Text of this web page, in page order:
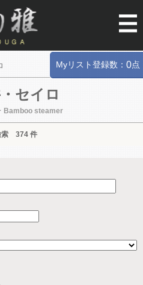
Myリスト登録数： 0点
セイロ
Bamboo steamer
索 374 件